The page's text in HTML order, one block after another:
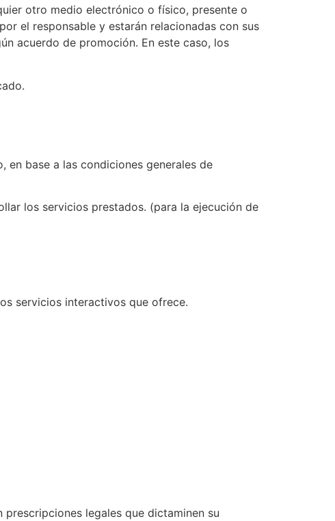
otro medio electrónico o físico, presente o
el responsable y estarán relacionadas con sus
acuerdo de promoción. En este caso, los
base a las condiciones generales de
los servicios prestados. (para la ejecución de
servicios interactivos que ofrece.
legales que dictaminen su